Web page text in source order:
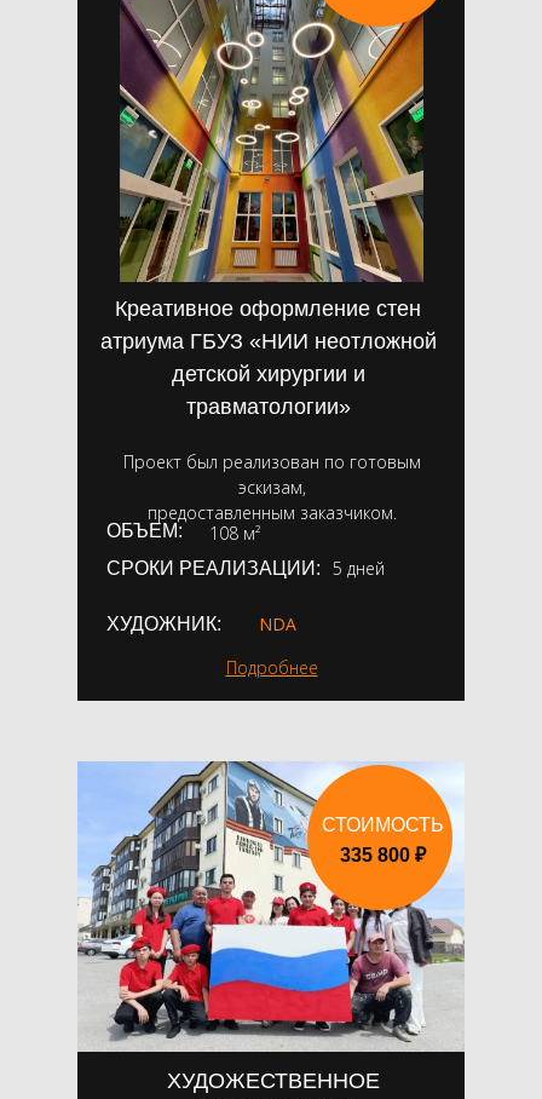
Креативное оформление стен
атриума ГБУЗ «НИИ неотложной
детской хирургии и
травматологии»
Проект был реализован по готовым
эскизам,
предоставленным заказчиком.
108 м²
СРОКИ РЕАЛИЗАЦИИ: 5 дней
ХУДОЖНИК: NDA
ОБЪЕМ:
Подробнее
ХУДОЖЕСТВЕННОЕ
СТОИМОСТЬ
335 800 ₽